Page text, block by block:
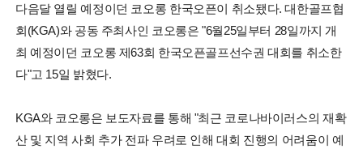
다음달 열릴 예정이던 코오롱 한국오픈이 취소됐다. 대한골프협
회(KGA)와 공동 주최사인 코오롱은 "6월25일부터 28일까지 개
최 예정이던 코오롱 제63회 한국오픈골프선수권 대회를 취소한
다"고 15일 밝혔다.
KGA와 코오롱은 보도자료를 통해 "최근 코로나바이러스의 재확
산 및 지역 사회 추가 전파 우려로 인해 대회 진행의 어려움이 예